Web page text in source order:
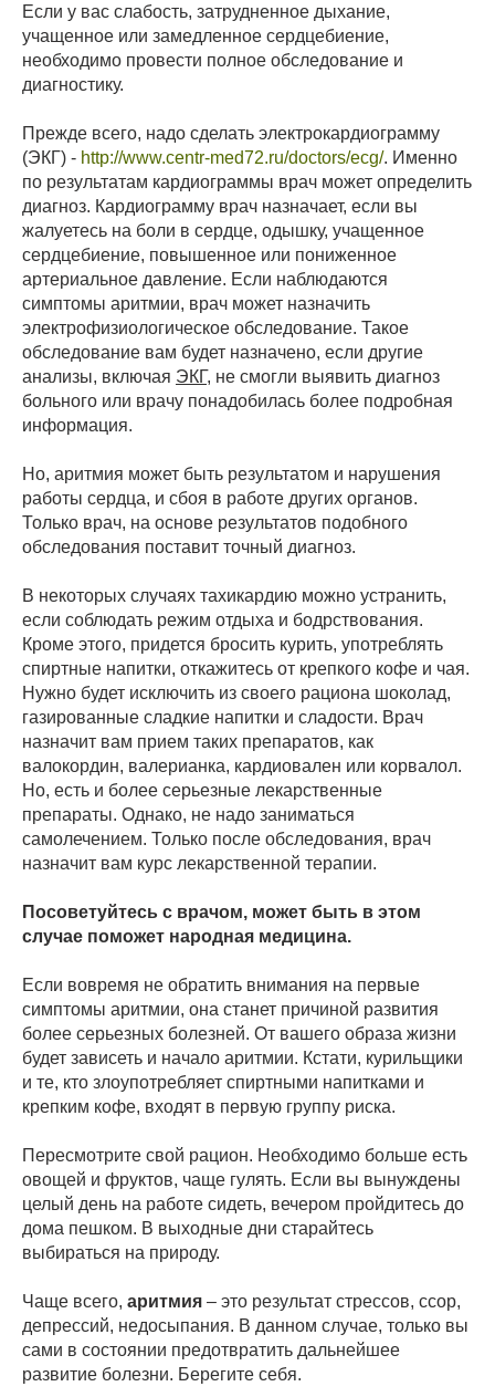
Если у вас слабость, затрудненное дыхание,
учащенное или замедленное сердцебиение,
необходимо провести полное обследование и
диагностику.
Прежде всего, надо сделать электрокардиограмму
(ЭКГ) - http://www.centr-med72.ru/doctors/ecg/. Именно
по результатам кардиограммы врач может определить
диагноз. Кардиограмму врач назначает, если вы
жалуетесь на боли в сердце, одышку, учащенное
сердцебиение, повышенное или пониженное
артериальное давление. Если наблюдаются
симптомы аритмии, врач может назначить
электрофизиологическое обследование. Такое
обследование вам будет назначено, если другие
анализы, включая ЭКГ, не смогли выявить диагноз
больного или врачу понадобилась более подробная
информация.
Но, аритмия может быть результатом и нарушения
работы сердца, и сбоя в работе других органов.
Только врач, на основе результатов подобного
обследования поставит точный диагноз.
В некоторых случаях тахикардию можно устранить,
если соблюдать режим отдыха и бодрствования.
Кроме этого, придется бросить курить, употреблять
спиртные напитки, откажитесь от крепкого кофе и чая.
Нужно будет исключить из своего рациона шоколад,
газированные сладкие напитки и сладости. Врач
назначит вам прием таких препаратов, как
валокордин, валерианка, кардиовален или корвалол.
Но, есть и более серьезные лекарственные
препараты. Однако, не надо заниматься
самолечением. Только после обследования, врач
назначит вам курс лекарственной терапии.
Посоветуйтесь с врачом, может быть в этом
случае поможет народная медицина.
Если вовремя не обратить внимания на первые
симптомы аритмии, она станет причиной развития
более серьезных болезней. От вашего образа жизни
будет зависеть и начало аритмии. Кстати, курильщики
и те, кто злоупотребляет спиртными напитками и
крепким кофе, входят в первую группу риска.
Пересмотрите свой рацион. Необходимо больше есть
овощей и фруктов, чаще гулять. Если вы вынуждены
целый день на работе сидеть, вечером пройдитесь до
дома пешком. В выходные дни старайтесь
выбираться на природу.
Чаще всего, аритмия – это результат стрессов, ссор,
депрессий, недосыпания. В данном случае, только вы
сами в состоянии предотвратить дальнейшее
развитие болезни. Берегите себя.